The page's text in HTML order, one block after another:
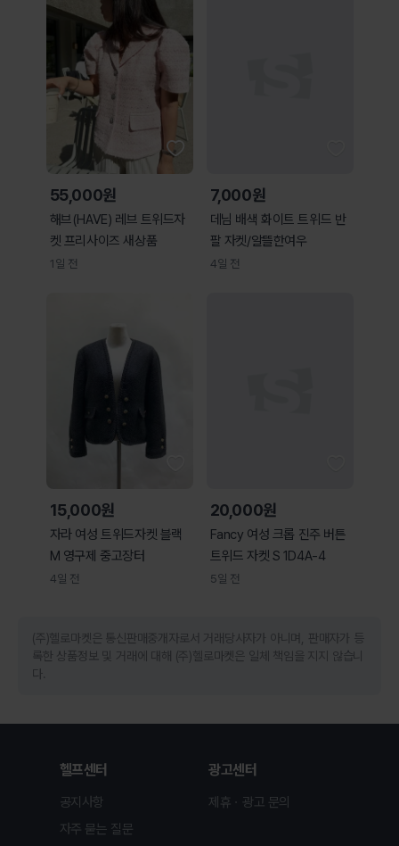
55,000원
해브(HAVE) 레브 트위드자
켓 프리사이즈 새상품
1일 전
7,000원
데님 배색 화이트 트위드 반
팔 자켓/알뜰한여우
4일 전
15,000원
자라 여성 트위드자켓 블랙
M 영구제 중고장터
4일 전
20,000원
Fancy 여성 크롭 진주 버튼
트위드 자켓 S 1D4A-4
5일 전
(주)헬로마켓은 통신판매중개자로서 거래당사자가 아니며, 판매자가 등
록한 상품정보 및 거래에 대해 (주)헬로마켓은 일체 책임을 지지 않습니
다.
헬프센터
공지사항
자주 묻는 질문
광고센터
제휴ㆍ광고 문의